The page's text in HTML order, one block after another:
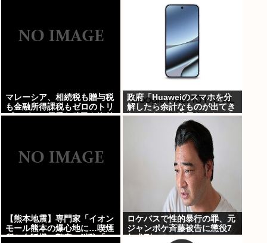
マレーシア、相続税も贈与税
も金融所得課税もゼロのトリ
プルゼロで優秀な移民を海外
政府「Huaweiのスマホを分
解したら余計なものが出てき
た」これって結局なんだった
【熊本地震】専門家「イオン
モール熊本の爆心地に…喫煙
所と自販機」警察・消防「」
ロケバスで性的暴行の罪、元
ジャンポケ斉藤被告に懲役7